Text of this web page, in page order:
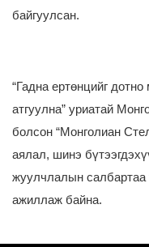
байгуулсан.
“Гадна ертөнцийг
атгуулна” уриатай
болсон “Монголиан
аялал, шинэ
жуулчлалын салбартаа
ажиллаж байна.